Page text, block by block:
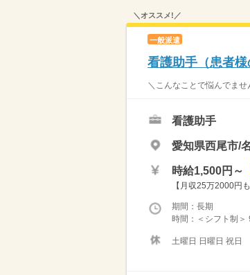
＼オススメ!／
一般派遣
看護助手（患者
＼こんなことで悩んでま
看護助手
愛知県西尾市/
時給1,500円～
【月収25万2000円
期間：長期
時間：＜シフト制＞
土曜日 日曜日 祝日